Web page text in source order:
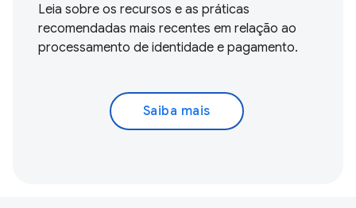
Leia sobre os recursos e as práticas
recomendadas mais recentes em relação ao
processamento de identidade e pagamento.
Saiba mais